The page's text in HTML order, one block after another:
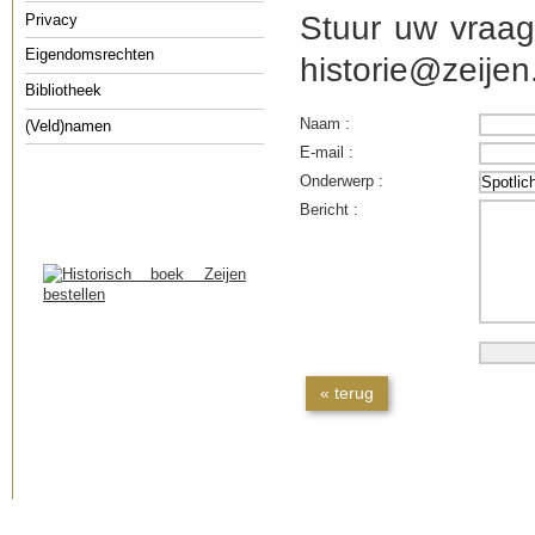
Privacy
Eigendomsrechten
Bibliotheek
(Veld)namen
Stuur uw
Naam :
E-mail :
Onderwerp :
Bericht :
« terug